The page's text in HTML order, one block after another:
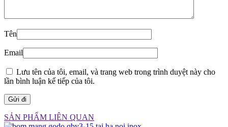
Tên
Email
Lưu tên của tôi, email, và trang web trong trình duyệt này cho
lần bình luận kế tiếp của tôi.
SẢN PHẨM LIÊN QUAN